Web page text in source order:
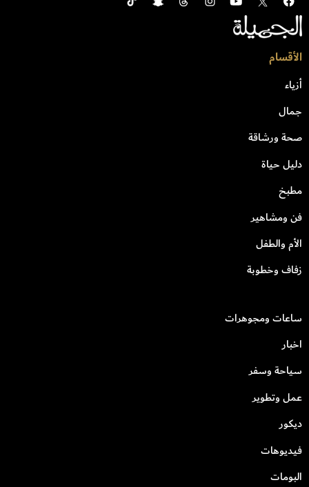
الأقسام
أزياء
جمال
صحة ورشاقة
دليل حياة
مطبخ
فن ومشاهير
الأم والطفل
زفاف وخطوبة
ساعات ومجوهرات
اخبار
سياحة وسفر
عمل وتطوير
ديكور
فيديوهات
البومات